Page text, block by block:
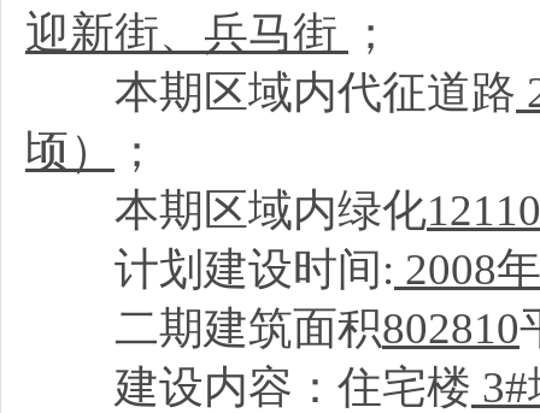
迎新街、兵马街
；
本期区域内代征道路
顷）
；
本期区域内绿化
计划建设时间: 2008
二期建筑面积802810
建设内容：住宅楼